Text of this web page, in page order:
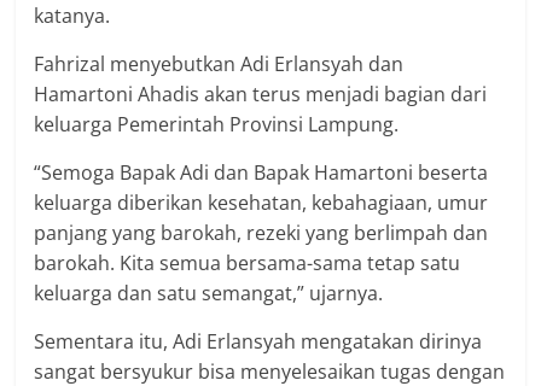
katanya.
Fahrizal menyebutkan Adi Erlansyah dan
Hamartoni Ahadis akan terus menjadi bagian dari
keluarga Pemerintah Provinsi Lampung.
“Semoga Bapak Adi dan Bapak Hamartoni beserta
keluarga diberikan kesehatan, kebahagiaan, umur
panjang yang barokah, rezeki yang berlimpah dan
barokah. Kita semua bersama-sama tetap satu
keluarga dan satu semangat,” ujarnya.
Sementara itu, Adi Erlansyah mengatakan dirinya
sangat bersyukur bisa menyelesaikan tugas dengan